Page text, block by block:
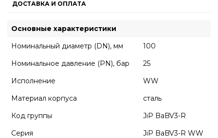
ДОСТАВКА И ОПЛАТА
Основные характеристики
Номинальный диаметр (DN), мм
100
Номинальное давление (PN), бар
25
Исполнение
WW
Материал корпуса
сталь
Код группы
JiP BaBV3-R
Серия
JiP BaBV3-R WW